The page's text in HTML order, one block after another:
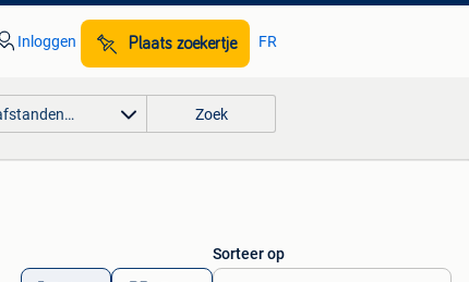
Inloggen Plaats zoekertje FR
Zoek
Sorteer op